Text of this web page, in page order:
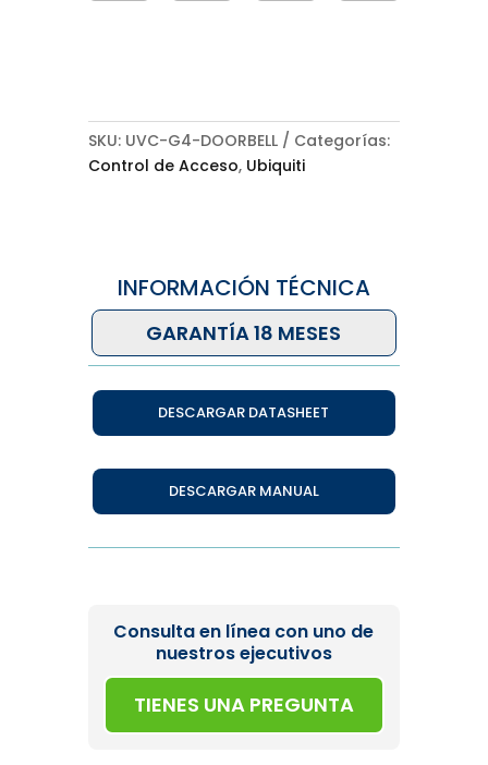
SKU: UVC-G4-DOORBELL
Categorías:
Control de Acceso, Ubiquiti
INFORMACIÓN TÉCNICA
GARANTÍA 18 MESES
DESCARGAR DATASHEET
DESCARGAR MANUAL
Consulta en línea con uno de
nuestros ejecutivos
TIENES UNA PREGUNTA